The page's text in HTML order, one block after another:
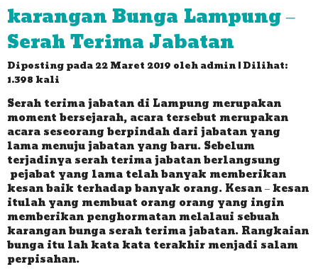
karangan Bunga Lampung –
Serah Terima Jabatan
Diposting pada 22 Maret 2019 oleh admin | Dilihat:
1.398 kali
Serah terima jabatan di Lampung merupakan
moment bersejarah, acara tersebut merupakan
acara seseorang berpindah dari jabatan yang
lama menuju jabatan yang baru. Sebelum
terjadinya serah terima jabatan berlangsung
pejabat yang lama telah banyak memberikan
kesan baik terhadap banyak orang. Kesan – kesan
itulah yang membuat orang orang yang ingin
memberikan penghormatan melalaui sebuah
karangan bunga serah terima jabatan. Rangkaian
bunga itu lah kata kata terakhir menjadi salam
perpisahan.